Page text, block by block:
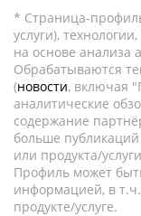
* Страница-
услуги),
на основе анализа
Обрабатываются
(новости, включая
аналитические
содержание
больше
или продукта/
Профиль может
информацией, в
продукте/услуге.